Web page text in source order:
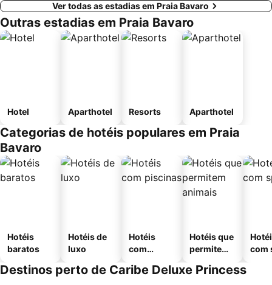
Ver todas as estadias em Praia Bavaro
Outras estadias em Praia Bavaro
Hotel Aparthotel Resorts Aparthotel
Categorias de hotéis populares em Praia
Bavaro
Hotéis
baratos
Hotéis de
luxo
Hotéis
com
Hotéis que
permitem
com
Destinos perto de Caribe Deluxe Princess